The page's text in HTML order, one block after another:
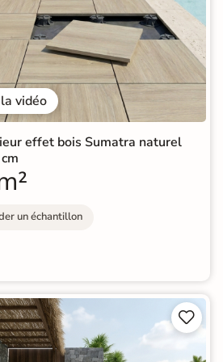
vidéo
effet bois Sumatra naturel
un échantillon

